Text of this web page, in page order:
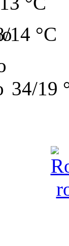
14 °C
34/19